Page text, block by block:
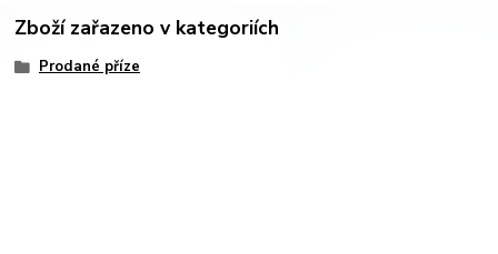
Zboží zařazeno v kategoriích
Prodané příze